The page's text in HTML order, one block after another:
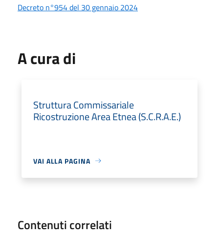
Decreto n°954 del 30 gennaio 2024
A cura di
Struttura Commissariale
Ricostruzione Area Etnea (S.C.R.A.E.)
VAI ALLA PAGINA
Contenuti correlati